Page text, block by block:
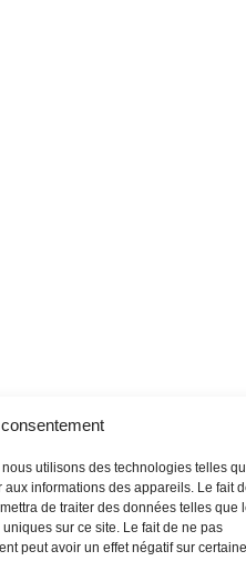
utilisons des technologies telles
aux informations des appareils. Le fait
de traiter des données telles que
sur ce site. Le fait de ne pas
peut avoir un effet négatif sur